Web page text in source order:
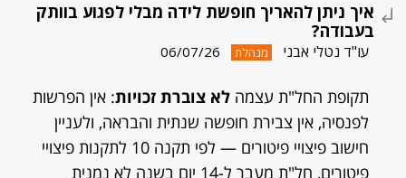
איך ניתן להאריך חופשת לידה מבלי לפגוע בוותק
בעבודה?
עו"ד נטלי אבני מנהלת 06/07/26
תקופת החל"ת עצמה לא צוברת זכויות: אין הפרשות
לפנסיה, אין צבירת חופשה שנתית והבראה, ולעניין
חישוב פיצויי פיטורים — לפי תקנה 10 לתקנות פיצויי
פיטורים, חל"ת מעבר ל-14 יום בשנה לא נמנית